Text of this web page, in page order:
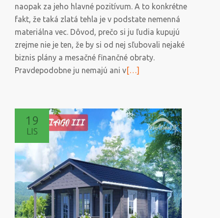
naopak za jeho hlavné pozitívum. A to konkrétne
fakt, že taká zlatá tehla je v podstate nemenná
materiálna vec. Dôvod, prečo si ju ľudia kupujú
zrejme nie je ten, že by si od nej sľubovali nejaké
biznis plány a mesačné finančné obraty.
Pravdepodobne ju nemajú ani vPřečtěte
o
Zlato
ako
stávka
na
istotu
v
podobe
hodnotného
[…]
19
LIS